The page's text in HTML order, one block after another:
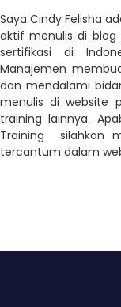
Saya Cindy Felisha
aktif menulis di blog
sertifikasi di
Manajemen
dan mendalami
menulis di website
training lainnya.
Training silahkan
tercantum dalam